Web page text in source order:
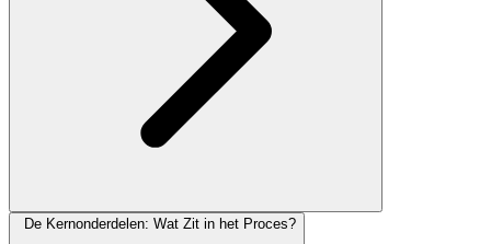
De Kernonderdelen: Wat Zit in het Proces?